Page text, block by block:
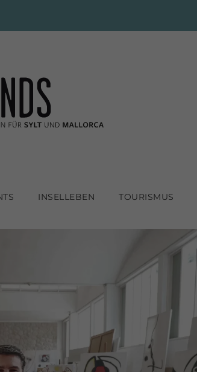
INSELLEBEN TOURISMUS